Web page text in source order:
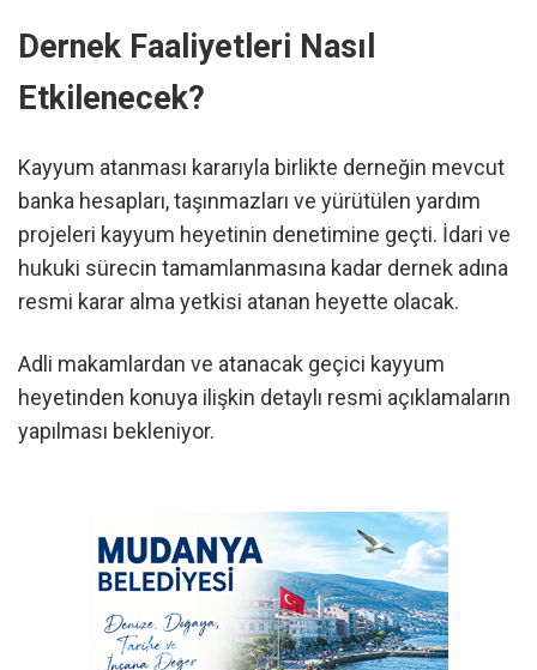
Dernek Faaliyetleri Nasıl
Etkilenecek?
Kayyum atanması kararıyla birlikte derneğin mevcut
banka hesapları, taşınmazları ve yürütülen yardım
projeleri kayyum heyetinin denetimine geçti. İdari ve
hukuki sürecin tamamlanmasına kadar dernek adına
resmi karar alma yetkisi atanan heyette olacak.
Adli makamlardan ve atanacak geçici kayyum
heyetinden konuya ilişkin detaylı resmi açıklamaların
yapılması bekleniyor.